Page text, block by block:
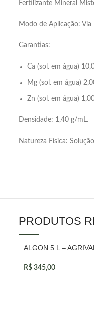
Fertilizante Mineral
Modo de Aplicação: Via
Garantias:
Ca (sol. em água)
Mg (sol. em água)
Zn (sol. em água)
Densidade: 1,40 g/mL.
Natureza Física:
PRODUTOS
VENDIDOS
ALGON 5 L –
R$ 345,00